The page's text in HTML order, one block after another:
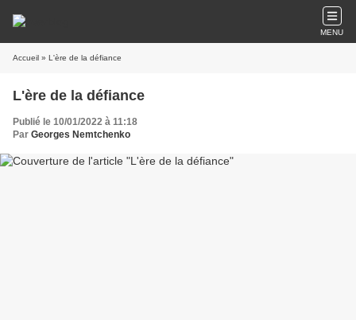
MENU
Accueil » L'ère de la défiance
L'ère de la défiance
Publié le 10/01/2022 à 11:18
Par Georges Nemtchenko